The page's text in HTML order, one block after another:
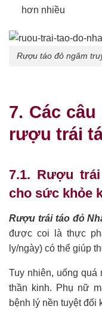
hơn nhiều
Rượu táo đỏ ngâm
7. Các
rượu trái
7.1. Rượu
cho sức khỏe
Rượu trái táo đỏ
được coi là thực
ly/ngày) có thể giúp
Tuy nhiên, uống quá
thần kinh. Phụ nữ
bệnh lý nền tuyệt đối